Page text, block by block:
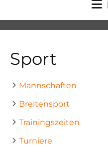
Sport
Mannschaften
Breitensport
Trainingszeiten
Turniere